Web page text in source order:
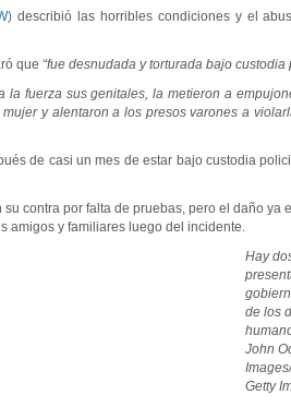
describió las horribles condiciones y el
que “fue desnudada y torturada bajo custodia
la fuerza sus genitales, la metieron a
y alentaron a los presos varones a
de casi un mes de estar bajo custodia
contra por falta de pruebas, pero el daño ya
amigos y familiares luego del incidente.
Hay
de los
John
Getty